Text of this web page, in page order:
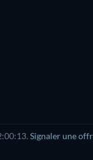
Signaler une